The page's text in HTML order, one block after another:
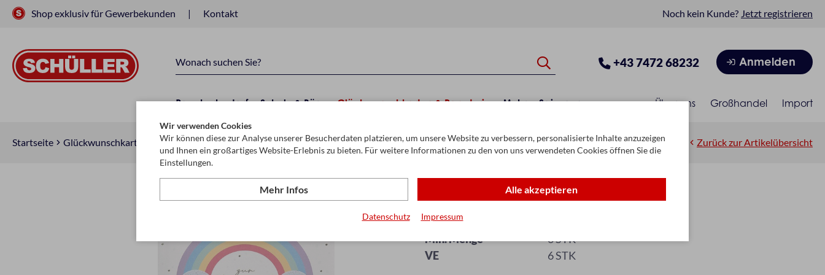
Shop exklusiv für Gewerbekunden Kontakt Noch kein Kunde? Jetzt registrieren
+43 7472 68232 Anmelden
Raucherbedarf Schule & Büro Glückwunschkarten & Papeterie Mehr Saisonen Über uns Großhandel Import
Startseite Glückwunschkarten & Papeterie Glückwunschkarten Kollektion Taufe Zurück zur Artikelübersicht
Bill. Taufe
Artikel-Nr.
Min. Menge
6 STK
VE
6 STK
Wir verwenden Cookies
Wir können diese zur Analyse unserer Besucherdaten platzieren, um unsere Website zu verbessern, personalisierte Inhalte anzuzeigen
und Ihnen ein großartiges Website-Erlebnis zu bieten. Für weitere Informationen zu den von uns verwendeten Cookies öffnen Sie die
Einstellungen.
Mehr Infos Alle akzeptieren
Datenschutz Impressum